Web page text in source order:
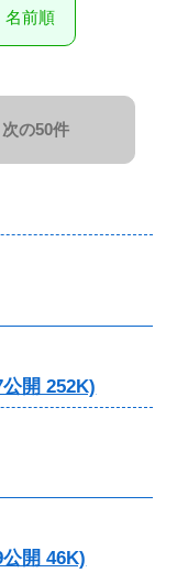
名前順
次の50件
開 252K)
開 46K)